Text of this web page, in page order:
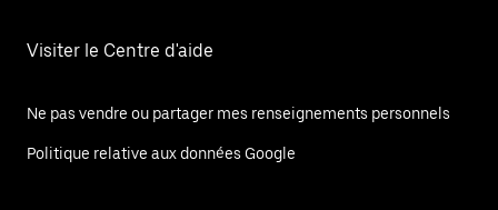
Visiter le Centre d'aide
Ne pas vendre ou partager mes renseignements personnels
Politique relative aux données Google